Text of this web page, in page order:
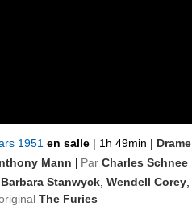
1951 en salle | 1h 49min | Drame
Mann | Par Charles Schnee
Barbara Stanwyck Wendell Corey
The Furies